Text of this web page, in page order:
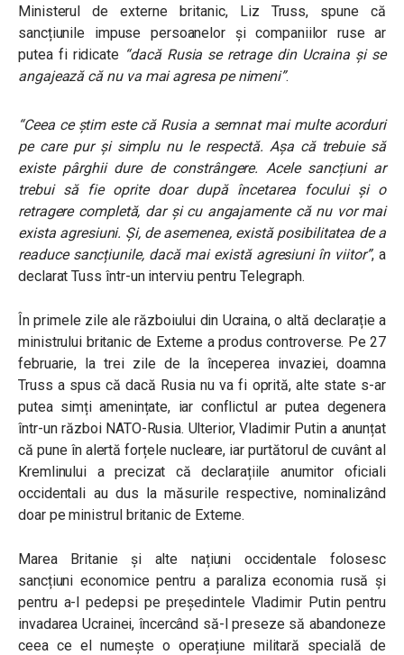
Ministerul de externe britanic, Liz Truss, spune că
sancțiunile impuse persoanelor și companiilor ruse ar
putea fi ridicate “dacă Rusia se retrage din Ucraina și se
angajează că nu va mai agresa pe nimeni”.
“Ceea ce știm este că Rusia a semnat mai multe acorduri
pe care pur și simplu nu le respectă. Așa că trebuie să
existe pârghii dure de constrângere. Acele sancțiuni ar
trebui să fie oprite doar după încetarea focului și o
retragere completă, dar și cu angajamente că nu vor mai
exista agresiuni. Și, de asemenea, există posibilitatea de a
readuce sancțiunile, dacă mai există agresiuni în viitor”, a
declarat Tuss într-un interviu pentru Telegraph.
În primele zile ale războiului din Ucraina, o altă declarație a
ministrului britanic de Externe a produs controverse. Pe 27
februarie, la trei zile de la începerea invaziei, doamna
Truss a spus că dacă Rusia nu va fi oprită, alte state s-ar
putea simți amenințate, iar conflictul ar putea degenera
într-un război NATO-Rusia. Ulterior, Vladimir Putin a anunțat
că pune în alertă forțele nucleare, iar purtătorul de cuvânt al
Kremlinului a precizat că declarațiile anumitor oficiali
occidentali au dus la măsurile respective, nominalizând
doar pe ministrul britanic de Externe.
Marea Britanie și alte națiuni occidentale folosesc
sancțiuni economice pentru a paraliza economia rusă și
pentru a-l pedepsi pe președintele Vladimir Putin pentru
invadarea Ucrainei, încercând să-l preseze să abandoneze
ceea ce el numește o operațiune militară specială de